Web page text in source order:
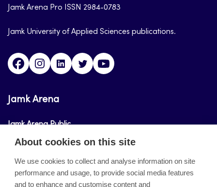
Jamk Arena Pro ISSN 2984-0783
Jamk University of Applied Sciences publications.
FacebookInstagramLinkedinTwitter
Jamk Arena
Jamk Arena Public
Jamk Arena Pro
About the site
About cookies on this site
We use cookies to collect and analyse information on site
performance and usage, to provide social media features
and to enhance and customise content and